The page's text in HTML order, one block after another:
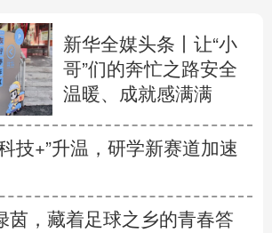
新华全媒头条丨让“小
哥”们的奔忙之路安全
温暖、成就感满满
技+”升温，研学新赛道加速
茵，藏着足球之乡的青春答